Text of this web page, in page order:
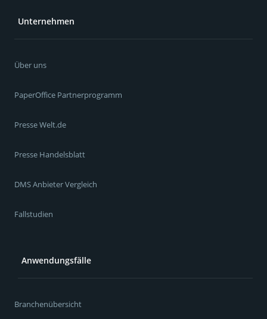
Unternehmen
Über uns
PaperOffice Partnerprogramm
Presse Welt.de
Presse Handelsblatt
DMS Anbieter Vergleich
Fallstudien
Anwendungsfälle
Branchenübersicht